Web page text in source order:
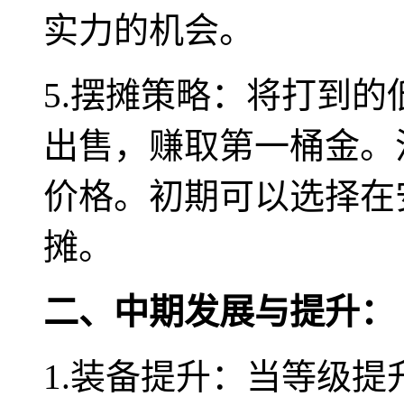
实力的机会。
5.摆摊策略：将打到
出售，赚取第一桶金
价格。初期可以选择
摊。
二、中期发展与提升：
1.装备提升：当等级